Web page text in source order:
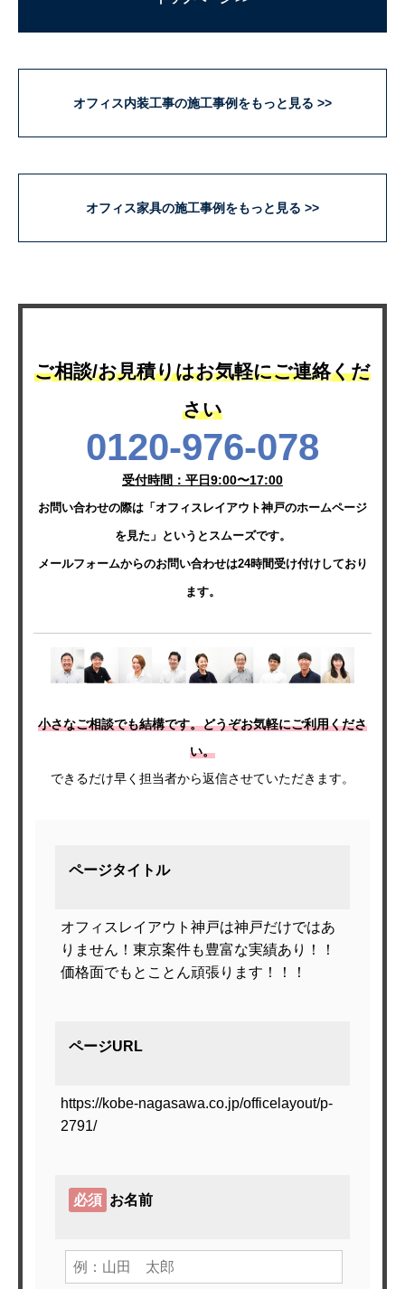
オフィス内装工事の施工事例をもっと見る
オフィス家具の施工事例をもっと見る
ご相談/お見積りはお気軽にご連絡くだ
さい
0120-976-078
受付時間：平日9:00〜17:00
お問い合わせの際は「オフィスレイアウト神戸のホームページ
を見た」というとスムーズです。
メールフォームからのお問い合わせは24時間受け付けしており
ます。
小さなご相談でも結構です。どうぞお気軽にご利用くださ
い。
できるだけ早く担当者から返信させていただきます。
ページタイトル
オフィスレイアウト神戸は神戸だけではあ
りません！東京案件も豊富な実績あり！！
価格面でもとことん頑張ります！！！
ページURL
https://kobe-nagasawa.co.jp/officelayout/p-
2791/
必須 お名前